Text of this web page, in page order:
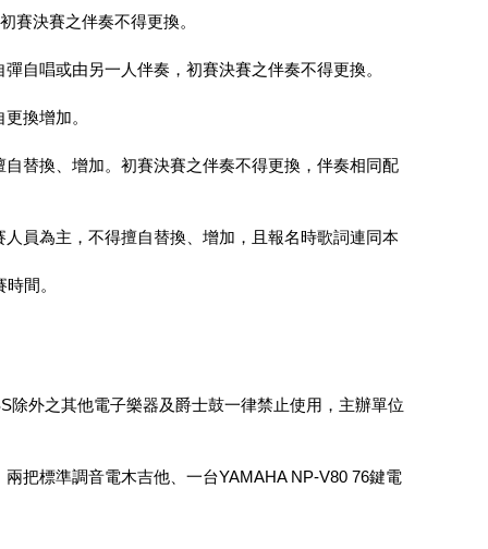
賽決賽之伴奏不得更換。
自唱或由另一人伴奏，初賽決賽之伴奏不得更換。
換增加。
替換、增加。初賽決賽之伴奏不得更換，伴奏相同配
員為主，不得擅自替換、增加，且報名時歌詞連同本
間。
外之其他電子樂器及爵士鼓一律禁止使用，主辦單位
把標準調音電木吉他、一台YAMAHA NP-V80 76鍵電